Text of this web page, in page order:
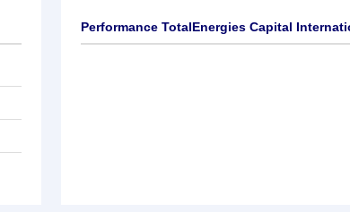
Performance TotalEnergies Capital